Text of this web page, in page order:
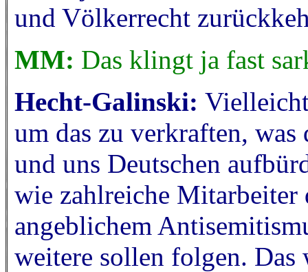
und Völkerrecht
MM: Das klingt ja fast
Hecht-Galinski:
um das zu verkraften,
und uns Deutschen
wie zahlreiche Mitarbeiter
angeblichem
weitere sollen folgen. Das